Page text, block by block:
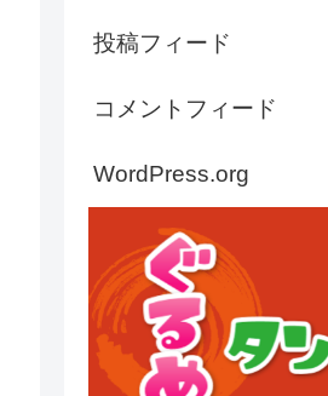
投稿フィード
コメントフィード
WordPress.org